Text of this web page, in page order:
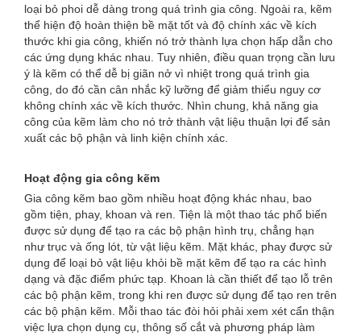
loại bỏ phoi dễ dàng trong quá trình gia công. Ngoài ra, kẽm
thể hiện độ hoàn thiện bề mặt tốt và độ chính xác về kích
thước khi gia công, khiến nó trở thành lựa chọn hấp dẫn cho
các ứng dụng khác nhau. Tuy nhiên, điều quan trọng cần lưu
ý là kẽm có thể dễ bị giãn nở vì nhiệt trong quá trình gia
công, do đó cần cân nhắc kỹ lưỡng để giảm thiểu nguy cơ
không chính xác về kích thước. Nhìn chung, khả năng gia
công của kẽm làm cho nó trở thành vật liệu thuận lợi để sản
xuất các bộ phận và linh kiện chính xác.
Hoạt động gia công kẽm
Gia công kẽm bao gồm nhiều hoạt động khác nhau, bao
gồm tiện, phay, khoan và ren. Tiện là một thao tác phổ biến
được sử dụng để tạo ra các bộ phận hình trụ, chẳng hạn
như trục và ống lót, từ vật liệu kẽm. Mặt khác, phay được sử
dụng để loại bỏ vật liệu khỏi bề mặt kẽm để tạo ra các hình
dạng và đặc điểm phức tạp. Khoan là cần thiết để tạo lỗ trên
các bộ phận kẽm, trong khi ren được sử dụng để tạo ren trên
các bộ phận kẽm. Mỗi thao tác đòi hỏi phải xem xét cẩn thận
việc lựa chọn dụng cụ, thông số cắt và phương pháp làm